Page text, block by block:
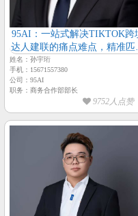
95AI：一站式解决TIKTOK跨
达人建联的痛点难点，精准匹
精细化运营完成商家降本增效
诉求【孙宇珩-95AI-主理人】
姓名：孙宇珩
手机：15671557380
公司：95AI
职务：商务合作部部长
9752人点赞